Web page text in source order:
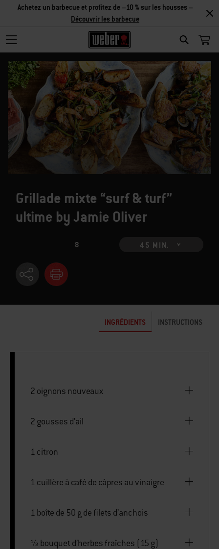
SEARCH
Achetez un barbecue et profitez de –10 % sur les housses –
Découvrir les barbecue
Grillade mixte “surf & turf”
ultime by Jamie Oliver
8 45 MIN.
INGRÉDIENTS INSTRUCTIONS
2 oignons nouveaux
2 gousses d’ail
1 citron
1 cuillère à café de câpres au vinaigre
1 boîte de 50 g de filets d’anchois
½ bouquet d’herbes fraîches (15 g)